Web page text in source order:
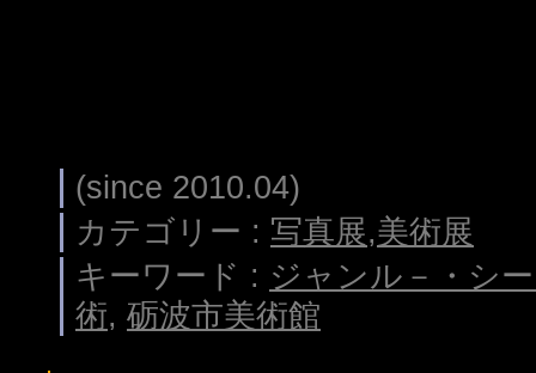
(since 2010.04)
カテゴリー : 写真展,美術展
キーワード : ジャンル－・シ
術, 砺波市美術館